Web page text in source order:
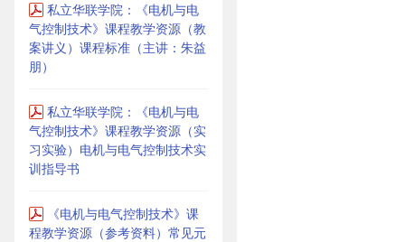
私立华联学院：《电机与电
气控制技术》课程教学资源（教
案讲义）课程标准（主讲：朱益
朋）
私立华联学院：《电机与电
气控制技术》课程教学资源（实
习实验）电机与电气控制技术实
训指导书
《电机与电气控制技术》课
程教学资源（参考资料）常见元